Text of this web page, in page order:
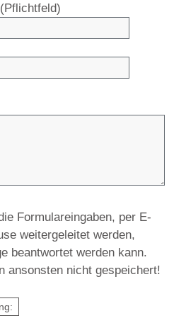
Formulareingaben, per E-
weitergeleitet werden,
beantwortet werden kann.
ansonsten nicht gespeichert!